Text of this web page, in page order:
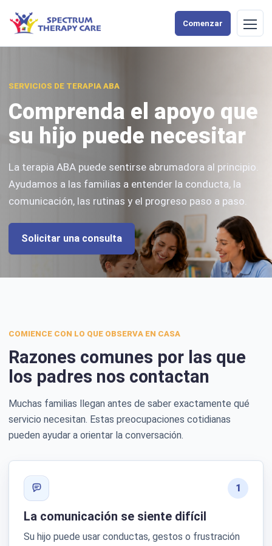
Abrir
Comenzar
SERVICIOS DE TERAPIA ABA
Comprenda el apoyo que
su hijo puede necesitar
La terapia ABA puede sentirse abrumadora al principio.
Ayudamos a las familias a entender la conducta, la
comunicación, las rutinas y el progreso paso a paso.
Solicitar una consulta
COMIENCE CON LO QUE OBSERVA EN CASA
Razones comunes por las que
los padres nos contactan
Muchas familias llegan antes de saber exactamente qué
servicio necesitan. Estas preocupaciones cotidianas
pueden ayudar a orientar la conversación.
1
La comunicación se siente difícil
Su hijo puede usar conductas, gestos o frustración